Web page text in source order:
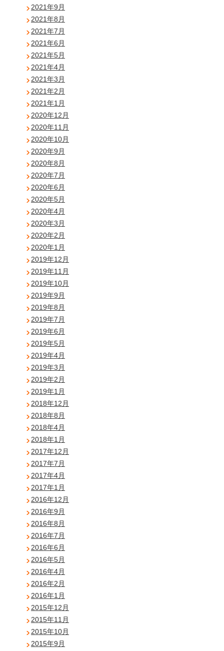
2021年9月
2021年8月
2021年7月
2021年6月
2021年5月
2021年4月
2021年3月
2021年2月
2021年1月
2020年12月
2020年11月
2020年10月
2020年9月
2020年8月
2020年7月
2020年6月
2020年5月
2020年4月
2020年3月
2020年2月
2020年1月
2019年12月
2019年11月
2019年10月
2019年9月
2019年8月
2019年7月
2019年6月
2019年5月
2019年4月
2019年3月
2019年2月
2019年1月
2018年12月
2018年8月
2018年4月
2018年1月
2017年12月
2017年7月
2017年4月
2017年1月
2016年12月
2016年9月
2016年8月
2016年7月
2016年6月
2016年5月
2016年4月
2016年2月
2016年1月
2015年12月
2015年11月
2015年10月
2015年9月